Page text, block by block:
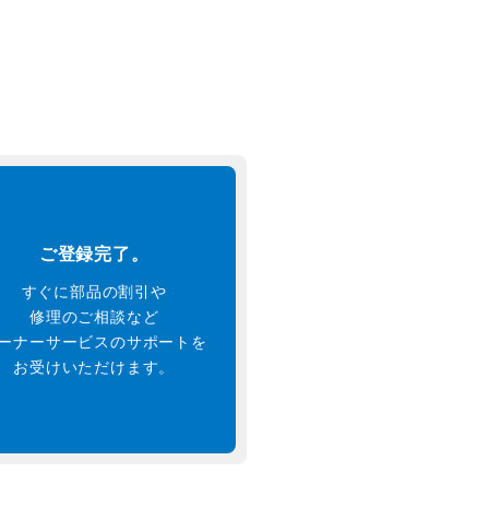
ご登録完了。
すぐに部品の割引や
修理のご相談など
ナーサービスのサポートを
お受けいただけます。